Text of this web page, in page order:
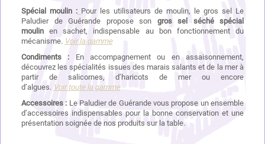
Spécial moulin : Pour les utilisateurs de moulin, le gros sel Le
Paludier de Guérande propose son gros sel séché spécial
moulin en sachet, indispensable au bon fonctionnement du
mécanisme. Voir la gamme
Condiments : En accompagnement ou en assaisonnement,
découvrez les spécialités issues des marais salants et de la mer à
partir de salicornes, d’haricots de mer ou encore
d’algues. Voirtoute la gamme
Accessoires : Le Paludier de Guérande vous propose un ensemble
d’accessoires indispensables pour la bonne conservation et une
présentation soignée de nos produits sur la table.